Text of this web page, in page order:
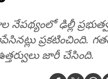
నేపథ్యంలో ఢిల్లీ
ప్రకటించింది.
జారీ చేసింది.